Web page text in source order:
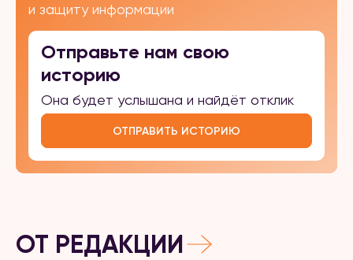
и защиту информации
Отправьте нам свою
историю
Она будет услышана и найдёт отклик
ОТПРАВИТЬ ИСТОРИЮ
ОТ РЕДАКЦИИ